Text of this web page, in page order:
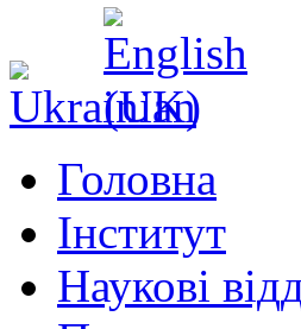
Головна
Інститут
Наукові